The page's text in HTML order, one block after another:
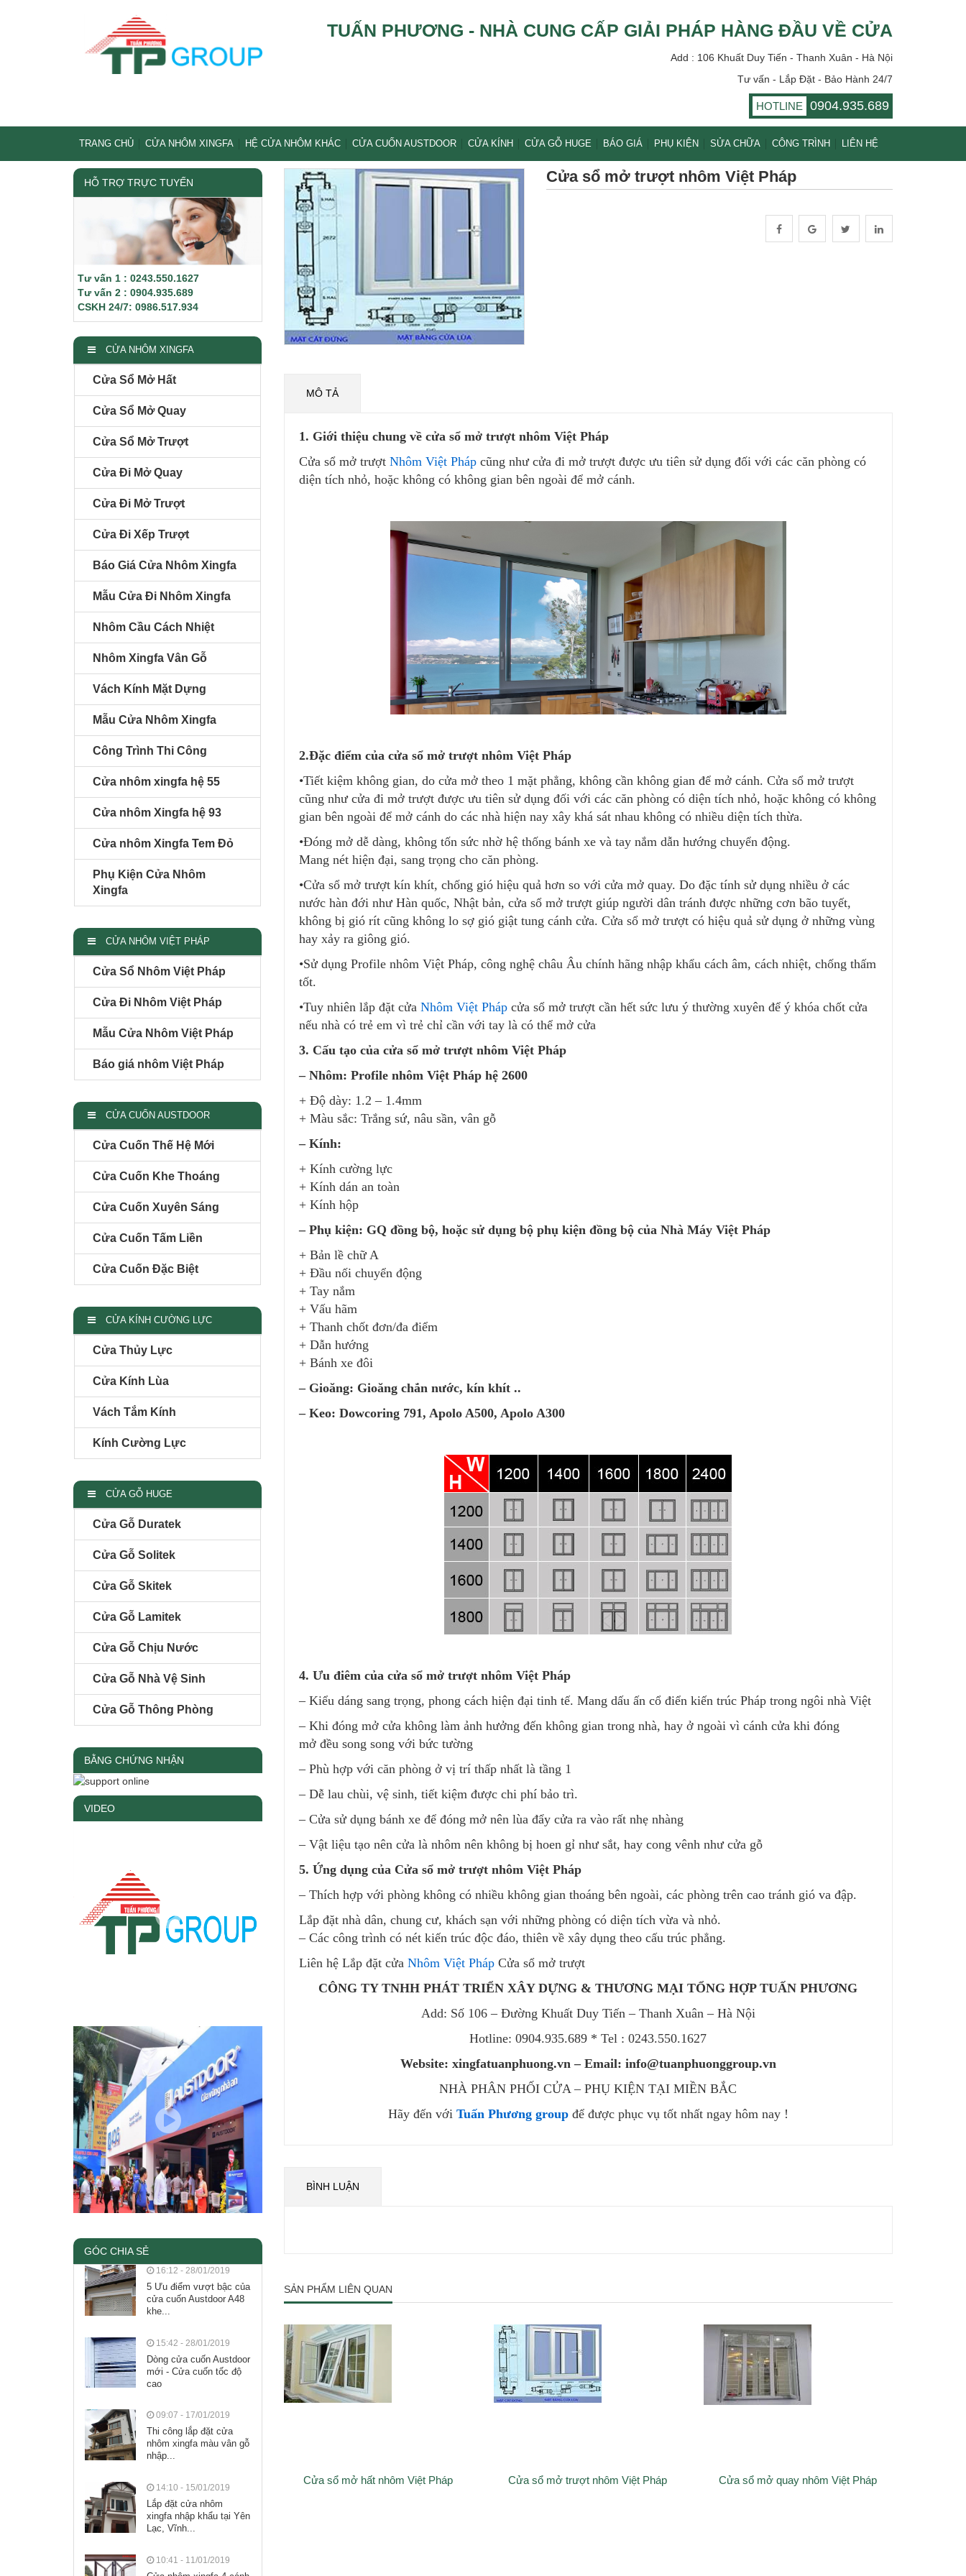
TUẤN PHƯƠNG - NHÀ CUNG CẤP GIẢI PHÁP HÀNG ĐẦU VỀ CỬA
Add : 106 Khuất Duy Tiến - Thanh Xuân - Hà Nội
Tư vấn - Lắp Đặt - Bảo Hành 24/7
HOTLINE 0904.935.689
TRANG CHỦ CỬA NHÔM XINGFA HỆ CỬA NHÔM KHÁC CỬA CUỐN AUSTDOOR CỬA KÍNH CỬA GỖ HUGE BÁO GIÁ PHỤ KIỆN SỬA CHỮA CÔNG TRÌNH LIÊN HỆ
HỖ TRỢ TRỰC TUYẾN
Tư vấn 1 : 0243.550.1627
Tư vấn 2 : 0904.935.689
CSKH 24/7: 0986.517.934
CỬA NHÔM XINGFA
Cửa Sổ Mở Hất
Cửa Sổ Mở Quay
Cửa Sổ Mở Trượt
Cửa Đi Mở Quay
Cửa Đi Mở Trượt
Cửa Đi Xếp Trượt
Báo Giá Cửa Nhôm Xingfa
Mẫu Cửa Đi Nhôm Xingfa
Nhôm Cầu Cách Nhiệt
Nhôm Xingfa Vân Gỗ
Vách Kính Mặt Dựng
Mẫu Cửa Nhôm Xingfa
Công Trình Thi Công
Cửa nhôm xingfa hệ 55
Cửa nhôm Xingfa hệ 93
Cửa nhôm Xingfa Tem Đỏ
Phụ Kiện Cửa Nhôm
Xingfa
CỬA NHÔM VIỆT PHÁP
Cửa Sổ Nhôm Việt Pháp
Cửa Đi Nhôm Việt Pháp
Mẫu Cửa Nhôm Việt Pháp
Báo giá nhôm Việt Pháp
CỬA CUỐN AUSTDOOR
Cửa Cuốn Thế Hệ Mới
Cửa Cuốn Khe Thoáng
Cửa Cuốn Xuyên Sáng
Cửa Cuốn Tấm Liền
Cửa Cuốn Đặc Biệt
CỬA KÍNH CƯỜNG LỰC
Cửa Thủy Lực
Cửa Kính Lùa
Vách Tắm Kính
Kính Cường Lực
CỬA GỖ HUGE
Cửa Gỗ Duratek
Cửa Gỗ Solitek
Cửa Gỗ Skitek
Cửa Gỗ Lamitek
Cửa Gỗ Chịu Nước
Cửa Gỗ Nhà Vệ Sinh
Cửa Gỗ Thông Phòng
BẰNG CHỨNG NHẬN
VIDEO
GÓC CHIA SẺ
16:12 - 28/01/2019
5 Ưu điểm vượt bậc của
cửa cuốn Austdoor A48
khe...
15:42 - 28/01/2019
Dòng cửa cuốn Austdoor
mới - Cửa cuốn tốc độ
cao
09:07 - 17/01/2019
Thi công lắp đặt cửa
nhôm xingfa màu vân gỗ
nhập...
14:10 - 15/01/2019
Lắp đặt cửa nhôm
xingfa nhập khẩu tại Yên
Lạc, Vĩnh...
10:41 - 11/01/2019
Cửa sổ mở trượt nhôm Việt Pháp
MÔ TẢ
1. Giới thiệu chung về cửa sổ mở trượt nhôm Việt Pháp
Cửa sổ mở trượt Nhôm Việt Phápcũng như cửa đi mở trượt được ưu tiên sử dụng đối với các căn phòng có
diện tích nhỏ, hoặc không có không gian bên ngoài để mở cánh.
2.Đặc điểm của cửa sổ mở trượt nhôm Việt Pháp
•Tiết kiệm không gian, do cửa mở theo 1 mặt phẳng, không cần không gian để mở cánh. Cửa sổ mở trượt
cũng như cửa đi mở trượt được ưu tiên sử dụng đối với các căn phòng có diện tích nhỏ, hoặc không có không
gian bên ngoài để mở cánh do các nhà hiện nay xây khá sát nhau không có nhiều diện tích thừa.
•Đóng mở dễ dàng, không tốn sức nhờ hệ thống bánh xe và tay nắm dẫn hướng chuyển động.
Mang nét hiện đại, sang trọng cho căn phòng.
•Cửa sổ mở trượt kín khít, chống gió hiệu quả hơn so với cửa mở quay. Do đặc tính sử dụng nhiều ở các
nước hàn đới như Hàn quốc, Nhật bản, cửa sổ mở trượt giúp người dân tránh được những cơn bão tuyết,
không bị gió rít cũng không lo sợ gió giật tung cánh cửa. Cửa sổ mở trượt có hiệu quả sử dụng ở những vùng
hay xảy ra giông gió.
•Sử dụng Profile nhôm Việt Pháp, công nghệ châu Âu chính hãng nhập khẩu cách âm, cách nhiệt, chống thấm
tốt.
•Tuy nhiên lắp đặt cửa Nhôm Việt Phápcửa sổ mở trượt cần hết sức lưu ý thường xuyên để ý khóa chốt cửa
nếu nhà có trẻ em vì trẻ chỉ cần với tay là có thể mở cửa
3. Cấu tạo của cửa sổ mở trượt nhôm Việt Pháp
– Nhôm: Profile nhôm Việt Pháp hệ 2600
+ Độ dày: 1.2 – 1.4mm
+ Màu sắc: Trắng sứ, nâu sần, vân gỗ
– Kính:
+ Kính cường lực
+ Kính dán an toàn
+ Kính hộp
– Phụ kiện: GQ đồng bộ, hoặc sử dụng bộ phụ kiện đồng bộ của Nhà Máy Việt Pháp
+ Bản lề chữ A
+ Đầu nối chuyển động
+ Tay nắm
+ Vấu hãm
+ Thanh chốt đơn/đa điểm
+ Dẫn hướng
+ Bánh xe đôi
– Gioăng: Gioăng chắn nước, kín khít ..
– Keo: Dowcoring 791, Apolo A500, Apolo A300
4. Ưu điêm của cửa sổ mở trượt nhôm Việt Pháp
– Kiểu dáng sang trọng, phong cách hiện đại tinh tế. Mang dấu ấn cổ điển kiến trúc Pháp trong ngôi nhà Việt
– Khi đóng mở cửa không làm ảnh hưởng đến không gian trong nhà, hay ở ngoài vì cánh cửa khi đóng
mở đều song song với bức tường
– Phù hợp với căn phòng ở vị trí thấp nhất là tầng 1
– Dễ lau chùi, vệ sinh, tiết kiệm được chi phí bảo trì.
– Cửa sử dụng bánh xe để đóng mở nên lùa đẩy cửa ra vào rất nhẹ nhàng
– Vật liệu tạo nên cửa là nhôm nên không bị hoen gỉ như sắt, hay cong vênh như cửa gỗ
5. Ứng dụng của Cửa sổ mở trượt nhôm Việt Pháp
– Thích hợp với phòng không có nhiều không gian thoáng bên ngoài, các phòng trên cao tránh gió va đập.
Lắp đặt nhà dân, chung cư, khách sạn với những phòng có diện tích vừa và nhỏ.
– Các công trình có nét kiến trúc độc đáo, thiên về xây dụng theo cấu trúc phẳng.
Liên hệ Lắp đặt cửa Nhôm Việt PhápCửa sổ mở trượt
CÔNG TY TNHH PHÁT TRIỂN XÂY DỰNG & THƯƠNG MẠI TỔNG HỢP TUẤN PHƯƠNG
Add: Số 106 – Đường Khuất Duy Tiến – Thanh Xuân – Hà Nội
Hotline: 0904.935.689 * Tel : 0243.550.1627
Website: xingfatuanphuong.vn – Email: info@tuanphuonggroup.vn
NHÀ PHÂN PHỐI CỬA – PHỤ KIỆN TẠI MIỀN BẮC
Hãy đến với Tuấn Phương groupđể được phục vụ tốt nhất ngay hôm nay !
BÌNH LUẬN
SẢN PHẨM LIÊN QUAN
Cửa sổ mở hất nhôm Việt Pháp Cửa sổ mở trượt nhôm Việt Pháp Cửa sổ mở quay nhôm Việt Pháp